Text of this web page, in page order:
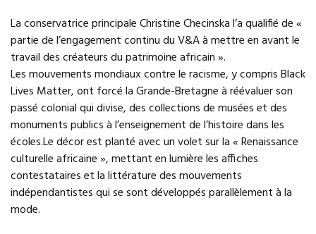
La conservatrice principale Christine Checinska l’a qualifié de «
partie de l’engagement continu du V&A à mettre en avant le
travail des créateurs du patrimoine africain ».
Les mouvements mondiaux contre le racisme, y compris Black
Lives Matter, ont forcé la Grande-Bretagne à réévaluer son
passé colonial qui divise, des collections de musées et des
monuments publics à l’enseignement de l’histoire dans les
écoles.Le décor est planté avec un volet sur la « Renaissance
culturelle africaine », mettant en lumière les affiches
contestataires et la littérature des mouvements
indépendantistes qui se sont développés parallèlement à la
mode.